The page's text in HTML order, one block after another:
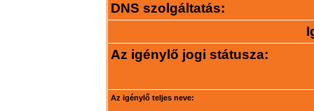
DNS szolgáltatás:
Az igénylő jogi státusza:
Az igénylő teljes neve: